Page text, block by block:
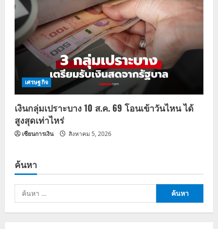
เศรษฐกิจ
เงินกลุ่มเปราะบาง 10 ส.ค. 69 โอนเข้าวันไหน ได้
สูงสุดเท่าไหร่
เซียนการเงิน สิงหาคม 5, 2026
ค้นหา
ค้นหา
สำหรับ: